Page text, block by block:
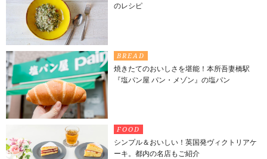
のレシピ
BREAD
焼きたてのおいしさを堪能！本所吾妻橋駅
『塩パン屋 パン・メゾン』の塩パン
FOOD
シンプル＆おいしい！英国発ヴィクトリアケ
ーキ。都内の名店もご紹介